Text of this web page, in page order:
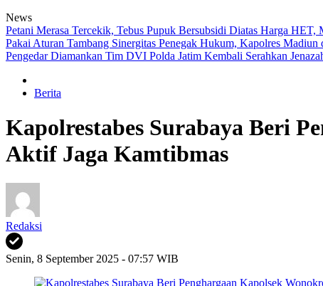
News
Petani Merasa Tercekik, Tebus Pupuk Bersubsidi Diatas Harga HET,
Pakai Aturan Tambang Sinergitas Penegak Hukum, Kapolres
Pengedar Diamankan Tim DVI Polda Jatim Kembali Serahkan
Berita
Kapolrestabes Surabaya Beri
Aktif Jaga Kamtibmas
Redaksi
Senin, 8 September 2025 - 07:57 WIB